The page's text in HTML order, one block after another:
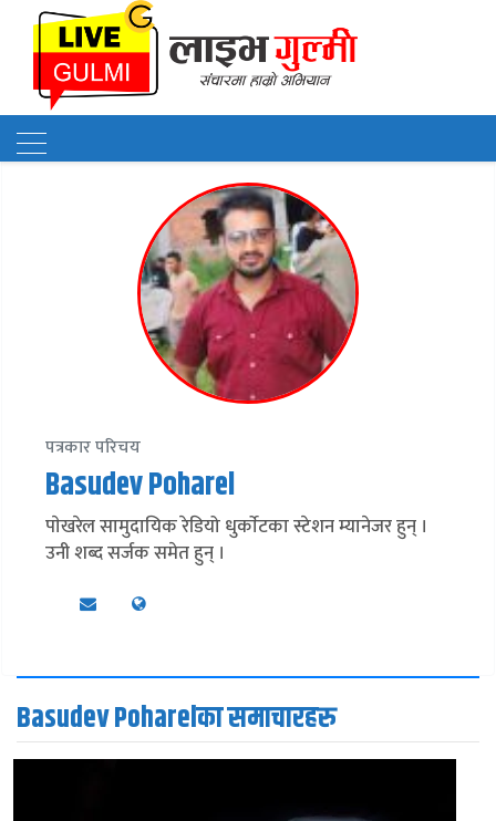
पत्रकार परिचय
Basudev Poharel
पाेखरेल सामुदायिक रेडियो धुर्काेटका स्टेशन म्यानेजर हुन् ।
उनी शब्द सर्जक समेत हुन् ।
Basudev Poharelका समाचारहरु